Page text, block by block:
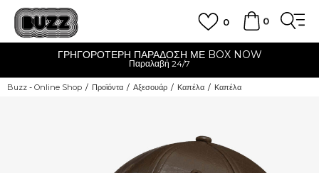
0
0
ΓΡΗΓΟΡΟΤΕΡΗ ΠΑΡΑΔΟΣΗ ΜΕ BOX NOW
Παραλαβή 24/7
Buzz - Online Shop Προϊόντα Αξεσουάρ Καπέλα Καπέλα